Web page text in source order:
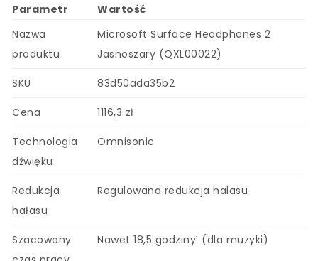
Parametr
Wartość
Nazwa
produktu
Microsoft Surface Headphones 2
Jasnoszary (QXL00022)
SKU 83d50ada35b2
Cena 1116,3 zł
Technologia
dźwięku
Omnisonic
Redukcja
hałasu
Regulowana redukcja halasu
Szacowany
Nawet 18,5 godziny¹ (dla muzyki)